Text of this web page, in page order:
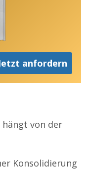
anfordern
hängt von der
Konsolidierung